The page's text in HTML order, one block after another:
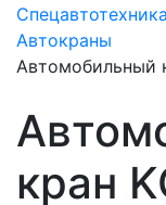
Спецавтотехника
Автокраны
Автомобильный
кран